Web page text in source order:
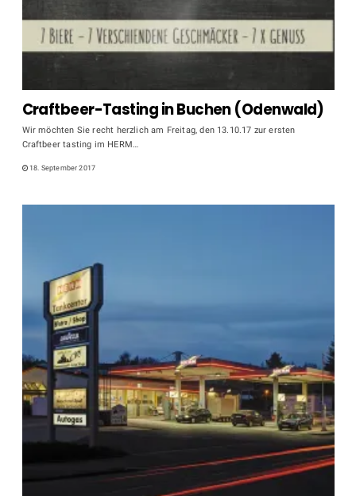
Craftbeer-Tasting in Buchen (Odenwald)
Wir möchten Sie recht herzlich am Freitag, den 13.10.17 zur ersten
Craftbeer tasting im HERM…
18. September 2017